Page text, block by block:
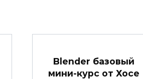
Blender базовый
мини-курс от Хосе